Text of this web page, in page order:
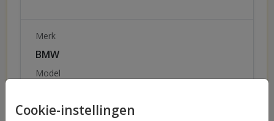
Cookie-instellingen
Merk
BMW
Model
Uitvoering